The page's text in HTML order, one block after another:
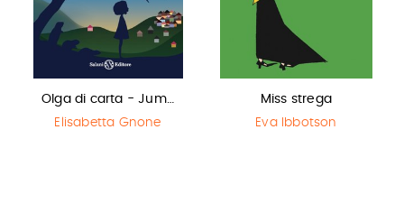
Olga di carta - Jum…
Elisabetta Gnone
Miss strega
Eva Ibbotson